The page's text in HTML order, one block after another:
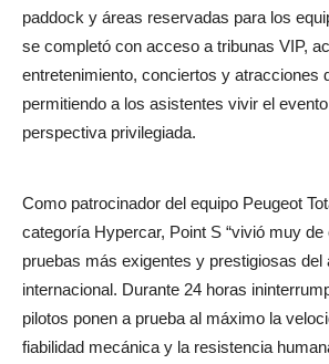
paddock y áreas reservadas para los
se completó con acceso a tribunas VIP,
entretenimiento, conciertos y atracciones
permitiendo a los asistentes vivir el
perspectiva privilegiada.
Como patrocinador del equipo Peugeot
categoría Hypercar, Point S “vivió muy
pruebas más exigentes y prestigiosas del
internacional. Durante 24 horas
pilotos ponen a prueba al máximo la
fiabilidad mecánica y la resistencia